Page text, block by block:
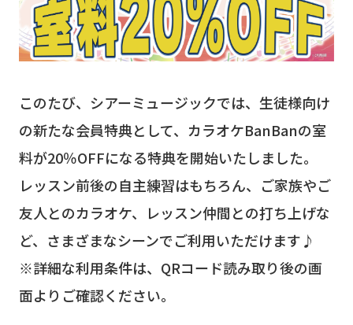
このたび、シアーミュージックでは、生徒様向け
の新たな会員特典として、カラオケBanBanの室
料が20％OFFになる特典を開始いたしました。
レッスン前後の自主練習はもちろん、ご家族やご
友人とのカラオケ、レッスン仲間との打ち上げな
ど、さまざまなシーンでご利用いただけます♪
※詳細な利用条件は、QRコード読み取り後の画
面よりご確認ください。